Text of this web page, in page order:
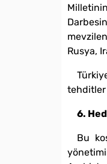
Rusya,
tehditler
6.
Bu